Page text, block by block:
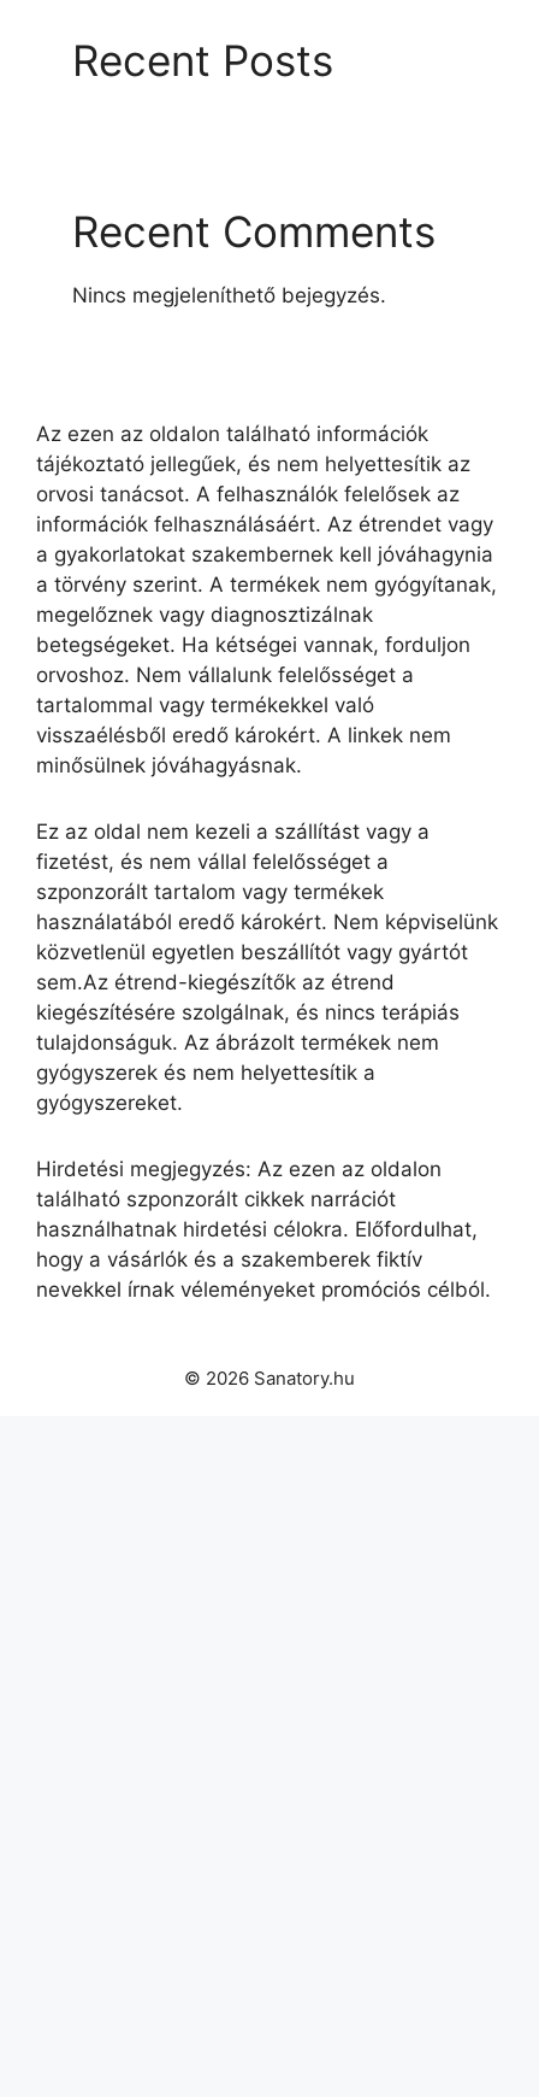
Recent Posts
Recent Comments
Nincs megjeleníthető bejegyzés.
Az ezen az oldalon található információk
tájékoztató jellegűek, és nem helyettesítik az
orvosi tanácsot. A felhasználók felelősek az
információk felhasználásáért. Az étrendet vagy
a gyakorlatokat szakembernek kell jóváhagynia
a törvény szerint. A termékek nem gyógyítanak,
megelőznek vagy diagnosztizálnak
betegségeket. Ha kétségei vannak, forduljon
orvoshoz. Nem vállalunk felelősséget a
tartalommal vagy termékekkel való
visszaélésből eredő károkért. A linkek nem
minősülnek jóváhagyásnak.
Ez az oldal nem kezeli a szállítást vagy a
fizetést, és nem vállal felelősséget a
szponzorált tartalom vagy termékek
használatából eredő károkért. Nem képviselünk
közvetlenül egyetlen beszállítót vagy gyártót
sem.Az étrend-kiegészítők az étrend
kiegészítésére szolgálnak, és nincs terápiás
tulajdonságuk. Az ábrázolt termékek nem
gyógyszerek és nem helyettesítik a
gyógyszereket.
Hirdetési megjegyzés: Az ezen az oldalon
található szponzorált cikkek narrációt
használhatnak hirdetési célokra. Előfordulhat,
hogy a vásárlók és a szakemberek fiktív
nevekkel írnak véleményeket promóciós célból.
© 2026 Sanatory.hu